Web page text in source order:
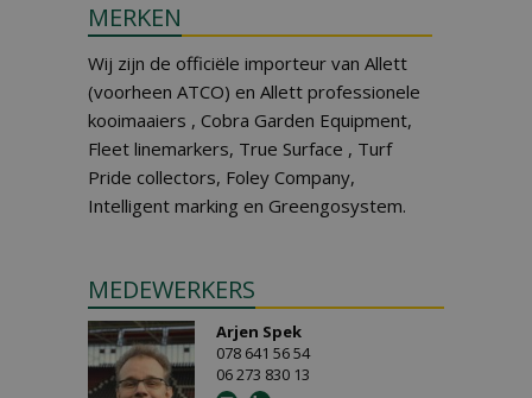
MERKEN
Wij zijn de officiële importeur van Allett
(voorheen ATCO) en Allett professionele
kooimaaiers , Cobra Garden Equipment,
Fleet linemarkers, True Surface , Turf
Pride collectors, Foley Company,
Intelligent marking en Greengosystem.
MEDEWERKERS
Arjen Spek
078 641 56 54
06 273 830 13